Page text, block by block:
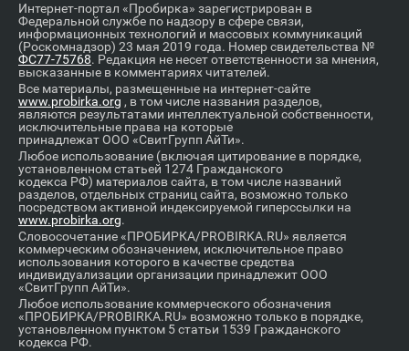
Интернет-портал «Пробирка» зарегистрирован в
Федеральной службе по надзору в сфере связи,
информационных технологий и массовых коммуникаций
(Роскомнадзор) 23 мая 2019 года. Номер свидетельства №
ФС77-75768. Редакция не несет ответственности за мнения,
высказанные в комментариях читателей.
Все материалы, размещенные на интернет-сайте
www.probirka.org , в том числе названия разделов,
являются результатами интеллектуальной собственности,
исключительные права на которые
принадлежат ООО «СвитГрупп АйТи».
Любое использование (включая цитирование в порядке,
установленном статьей 1274 Гражданского
кодекса РФ) материалов сайта, в том числе названий
разделов, отдельных страниц сайта, возможно только
посредством активной индексируемой гиперссылки на
www.probirka.org.
Словосочетание «ПРОБИРКА/PROBIRKA.RU» является
коммерческим обозначением, исключительное право
использования которого в качестве средства
индивидуализации организации принадлежит ООО
«СвитГрупп АйТи».
Любое использование коммерческого обозначения
«ПРОБИРКА/PROBIRKA.RU» возможно только в порядке,
установленном пунктом 5 статьи 1539 Гражданского
кодекса РФ.